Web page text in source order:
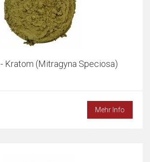
Kratom (Mitragyna Speciosa)
Mehr Info